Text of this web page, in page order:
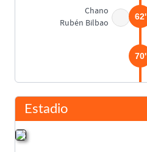
Chano
Rubén Bilbao
62'
70'
77'
Estadio